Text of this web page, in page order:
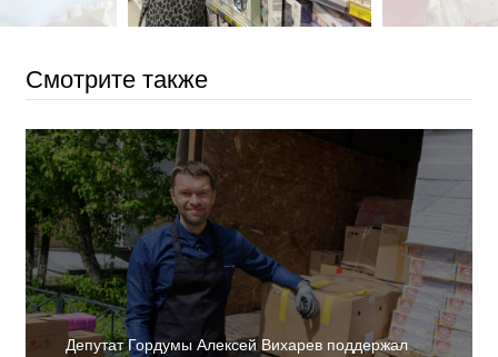
Смотрите также
Депутат Гордумы Алексей Вихарев поддержал